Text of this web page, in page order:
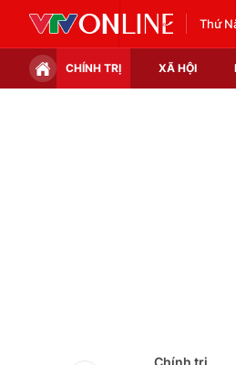
Thứ
CHÍNH TRỊ XÃ HỘI
Chính trị